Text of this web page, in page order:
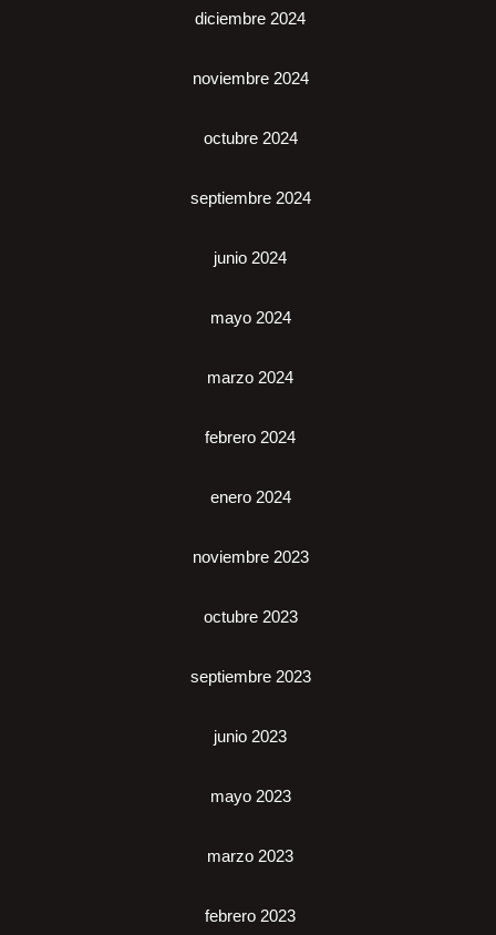
diciembre 2024
noviembre 2024
octubre 2024
septiembre 2024
junio 2024
mayo 2024
marzo 2024
febrero 2024
enero 2024
noviembre 2023
octubre 2023
septiembre 2023
junio 2023
mayo 2023
marzo 2023
febrero 2023